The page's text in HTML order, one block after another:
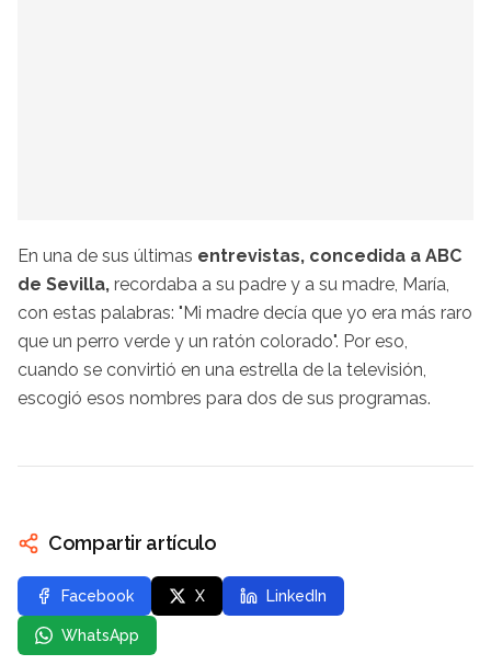
En una de sus últimas entrevistas, concedida a ABC
de Sevilla, recordaba a su padre y a su madre, María,
con estas palabras: "Mi madre decía que yo era más raro
que un perro verde y un ratón colorado". Por eso,
cuando se convirtió en una estrella de la televisión,
escogió esos nombres para dos de sus programas.
Compartir artículo
Facebook X LinkedIn
WhatsApp